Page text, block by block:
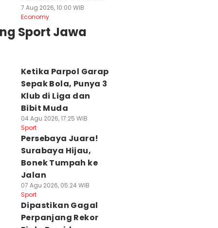
7 Aug 2026, 10:00 WIB
Economy
Sport Jawa
Ketika Parpol Garap
Sepak Bola, Punya 3
Klub di Liga dan
Bibit Muda
04 Agu 2026, 17:25 WIB
Sport
Persebaya Juara!
Surabaya Hijau,
Bonek Tumpah ke
Jalan
07 Agu 2026, 05:24 WIB
Sport
Dipastikan Gagal
Perpanjang Rekor